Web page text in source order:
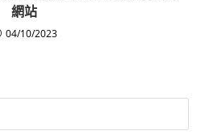
網站
04/10/2023